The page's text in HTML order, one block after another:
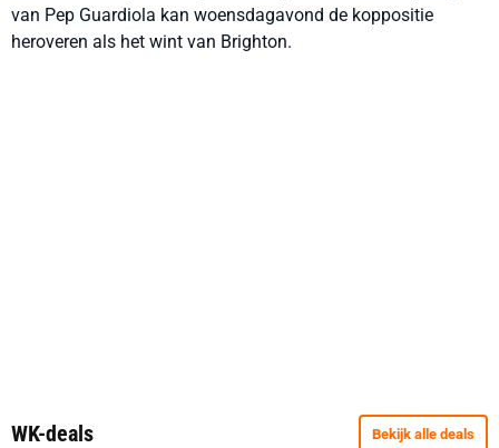
van Pep Guardiola kan woensdagavond de koppositie
heroveren als het wint van Brighton.
WK-deals Bekijk alle deals